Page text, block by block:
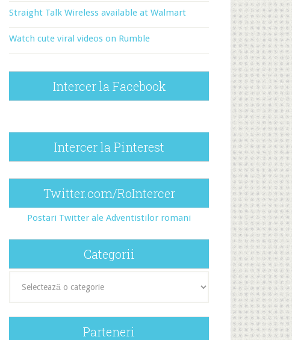
Straight Talk Wireless available at Walmart
Watch cute viral videos on Rumble
Intercer la Facebook
Intercer la Pinterest
Twitter.com/RoIntercer
Postari Twitter ale Adventistilor romani
Categorii
Parteneri